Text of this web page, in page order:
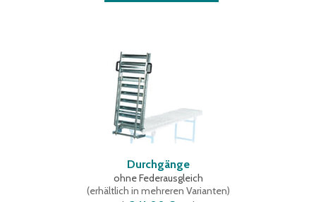
Durchgänge
ohne Federausgleich
(erhältlich in mehreren Varianten)